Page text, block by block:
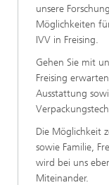
unsere
Möglichkeiten
IVV in Freising.
Gehen Sie mit
Freising
Ausstattung
Die Möglichkeit
sowie Familie,
wird bei uns
Miteinander.